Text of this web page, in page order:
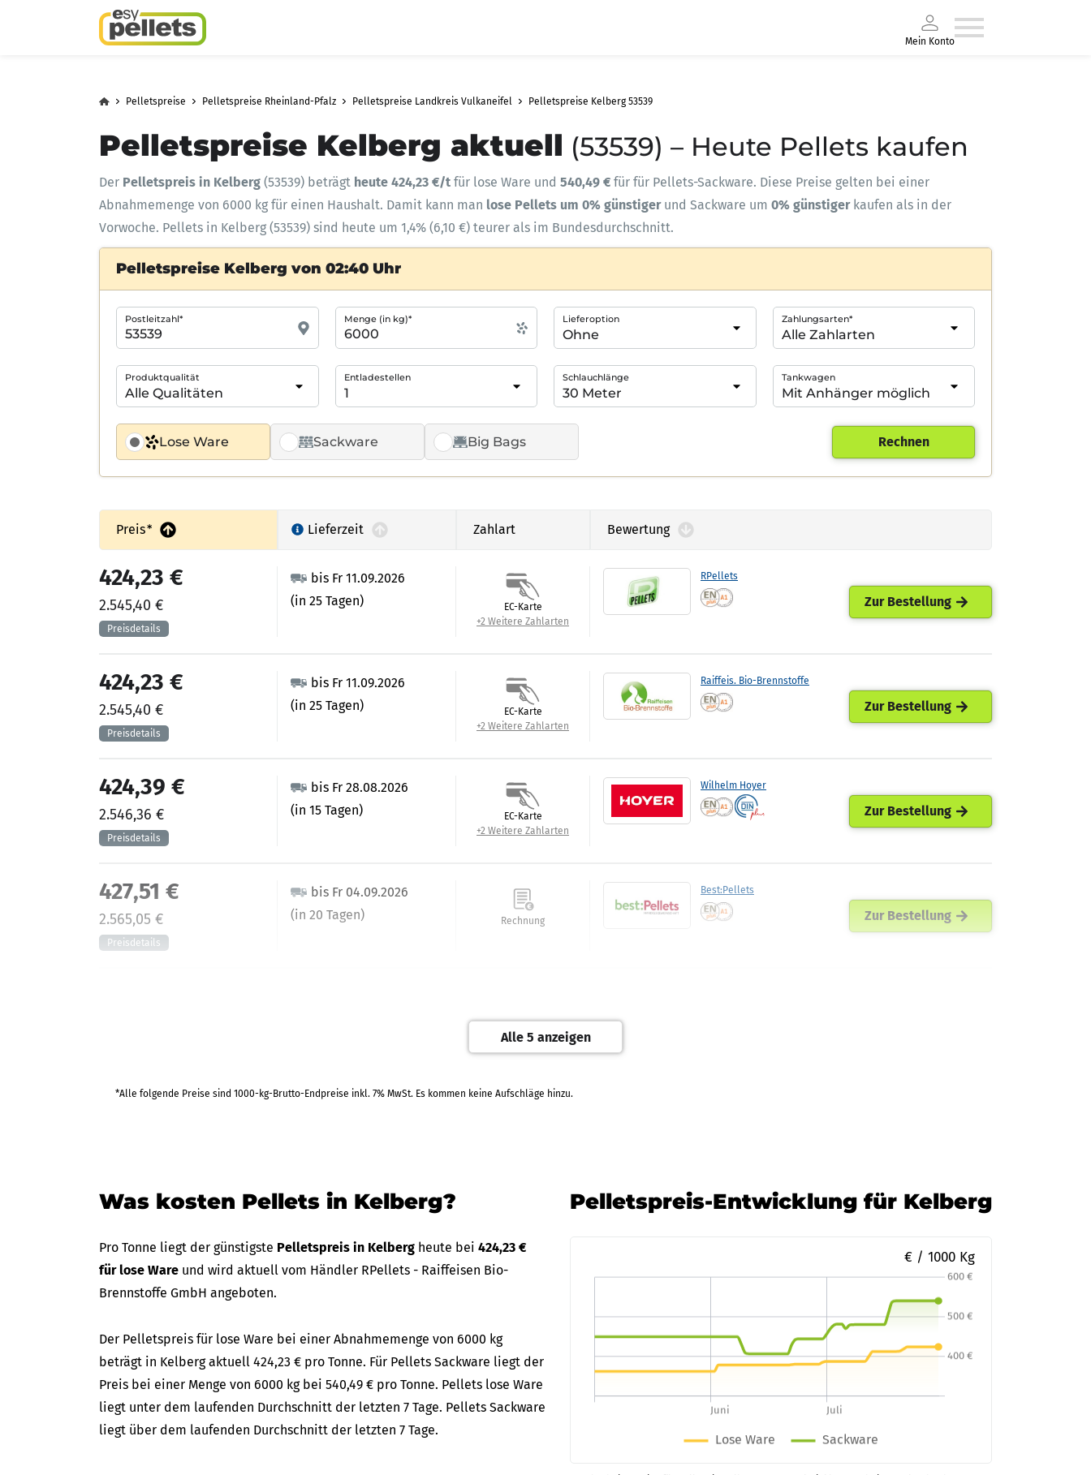
Mein Konto
Pelletspreise Pelletspreise Rheinland-Pfalz Pelletspreise Landkreis Vulkaneifel Pelletspreise Kelberg 53539
Pelletspreise Kelberg aktuell (53539) – Heute Pellets kaufen
Der Pelletspreis in Kelberg (53539) beträgt heute 424,23 €/t für lose Ware und 540,49 € für für Pellets-Sackware. Diese Preise gelten bei einer
Abnahmemenge von 6000 kg für einen Haushalt. Damit kann man lose Pellets um 0% günstiger und Sackware um 0% günstigerkaufen als in der
Vorwoche. Pellets in Kelberg (53539) sind heute um 1,4% (6,10 €) teurer als im Bundesdurchschnitt.
Pelletspreise Kelberg von 02:40 Uhr
Lose Ware Sackware Big Bags
Postleitzahl* Menge (in kg)* Lieferoption Zahlungsarten*
Produktqualität Entladestellen Schlauchlänge Tankwagen
Rechnen
Preis* Lieferzeit Zahlart Bewertung
RPellets
bis Fr 11.09.2026
(in 25 Tagen)
424,23 €
2.545,40 €
EC-Karte
+2 Weitere Zahlarten
Zur Bestellung
Raiffeis. Bio-Brennstoffe
bis Fr 11.09.2026
(in 25 Tagen)
424,23 €
2.545,40 €
EC-Karte
+2 Weitere Zahlarten
Zur Bestellung
Wilhelm Hoyer
bis Fr 28.08.2026
(in 15 Tagen)
424,39 €
2.546,36 €
EC-Karte
+2 Weitere Zahlarten
Zur Bestellung
Best:Pellets
bis Fr 04.09.2026
(in 20 Tagen)
427,51 €
2.565,05 € Rechnung Zur Bestellung
RAL
+1 Weitere Zahlarten
Alle 5 anzeigen
*Alle folgende Preise sind 1000-kg-Brutto-Endpreise inkl. 7% MwSt. Es kommen keine Aufschläge hinzu.
Was kosten Pellets in Kelberg?
Pro Tonne liegt der günstigste Pelletspreis in Kelberg heute bei 424,23 €
für lose Ware und wird aktuell vom Händler RPellets - Raiffeisen Bio-
Brennstoffe GmbH angeboten.
Der Pelletspreis für lose Ware bei einer Abnahmemenge von 6000 kg
beträgt in Kelberg aktuell 424,23 € pro Tonne. Für Pellets Sackware liegt der
Preis bei einer Menge von 6000 kg bei 540,49 € pro Tonne. Pellets lose Ware
liegt unter dem laufenden Durchschnitt der letzten 7 Tage. Pellets Sackware
liegt über dem laufenden Durchschnitt der letzten 7 Tage.
Pelletspreis-Entwicklung für Kelberg
€ / 1000 Kg